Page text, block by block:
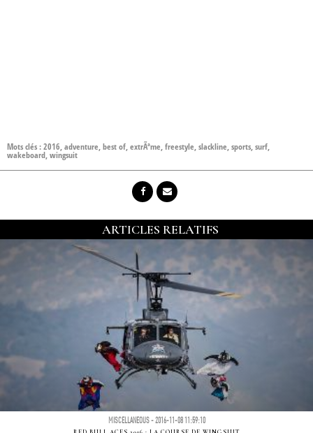
Mots clés :2016,adventure,best of,extrÃªme,freestyle,slackline,sports,surf,
wakeboard,wingsuit
ARTICLES RELATIFS
MISCELLANEOUS - 2016-11-08 11:59:10